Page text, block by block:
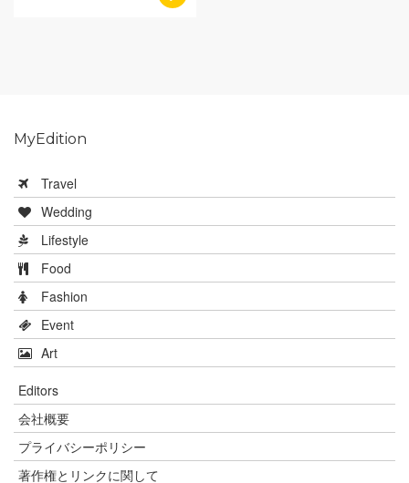
MyEdition
Travel
Wedding
Lifestyle
Food
Fashion
Event
Art
Editors
会社概要
プライバシーポリシー
著作権とリンクに関して